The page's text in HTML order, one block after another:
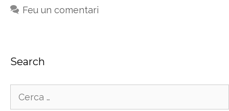
Feu un comentari
Search